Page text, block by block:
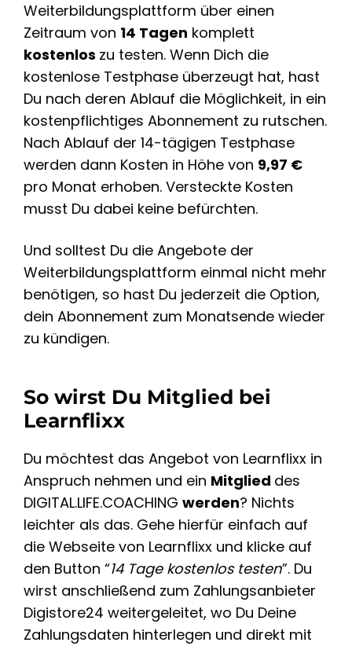
Weiterbildungsplattform über einen
Zeitraum von 14 Tagen komplett
kostenlos zu testen. Wenn Dich die
kostenlose Testphase überzeugt hat, hast
Du nach deren Ablauf die Möglichkeit, in ein
kostenpflichtiges Abonnement zu rutschen.
Nach Ablauf der 14-tägigen Testphase
werden dann Kosten in Höhe von 9,97 €
pro Monat erhoben. Versteckte Kosten
musst Du dabei keine befürchten.
Und solltest Du die Angebote der
Weiterbildungsplattform einmal nicht mehr
benötigen, so hast Du jederzeit die Option,
dein Abonnement zum Monatsende wieder
zu kündigen.
So wirst Du Mitglied bei
Learnflixx
Du möchtest das Angebot von Learnflixx in
Anspruch nehmen und ein Mitglied des
DIGITAL.LIFE.COACHING werden? Nichts
leichter als das. Gehe hierfür einfach auf
die Webseite von Learnflixx und klicke auf
den Button “14 Tage kostenlos testen”. Du
wirst anschließend zum Zahlungsanbieter
Digistore24 weitergeleitet, wo Du Deine
Zahlungsdaten hinterlegen und direkt mit